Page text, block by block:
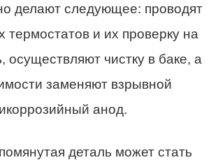
делают следующее: проводят
термостатов и их проверку на
осуществляют чистку в баке, а
заменяют взрывной
анод.
деталь может стать